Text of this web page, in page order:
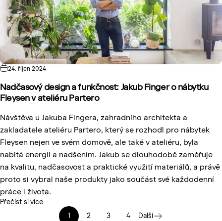
24. říjen 2024
Nadčasový design a funkčnost: Jakub Finger o nábytku
Fleysen v ateliéru Partero
Návštěva u Jakuba Fingera, zahradního architekta a
zakladatele ateliéru Partero, který se rozhodl pro nábytek
Fleysen nejen ve svém domově, ale také v ateliéru, byla
nabitá energií a nadšením. Jakub se dlouhodobě zaměřuje
na kvalitu, nadčasovost a praktické využití materiálů, a právě
proto si vybral naše produkty jako součást své každodenní
práce i života.
Přečíst si více
1
2 3 4 Další